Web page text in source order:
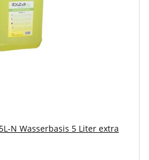
N Wasserbasis 5 Liter extra